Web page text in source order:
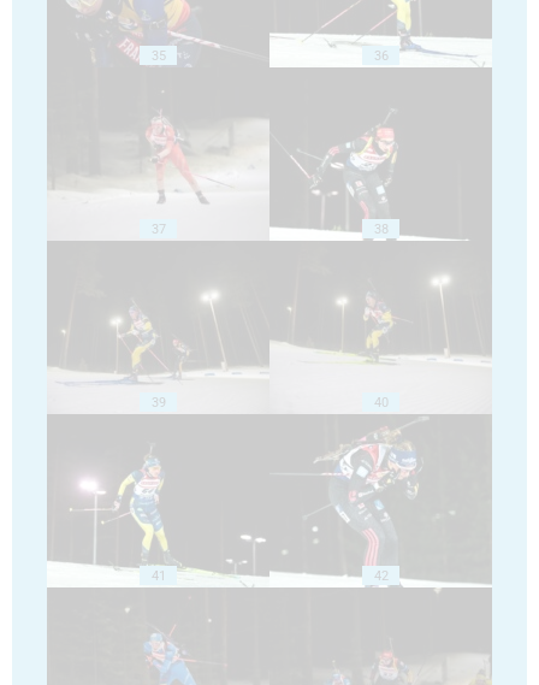
35 36
37 38
39 40
41 42